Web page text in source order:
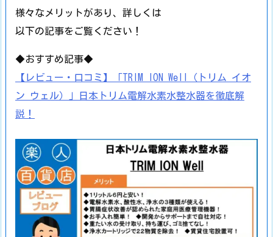
様々なメリットがあり、詳しくは
以下の記事をご覧ください！
◆おすすめ記事◆
【レビュー・口コミ】「TRIM ION Well（トリム イオ
ン ウェル）」日本トリム電解水素水整水器を徹底解
説！